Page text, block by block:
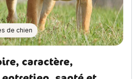
de chien
caractère,